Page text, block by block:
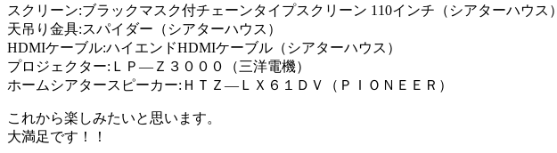
スクリーン:ブラックマスク付チェーンタイプスクリーン 110インチ（シアターハウス）
天吊り金具:スパイダー（シアターハウス）
HDMIケーブル:ハイエンドHDMIケーブル（シアターハウス）
プロジェクター:ＬＰ―Ｚ３０００（三洋電機）
ホームシアタースピーカー:ＨＴＺ―ＬＸ６１ＤＶ（ＰＩＯＮＥＥＲ）
これから楽しみたいと思います。
大満足です！！